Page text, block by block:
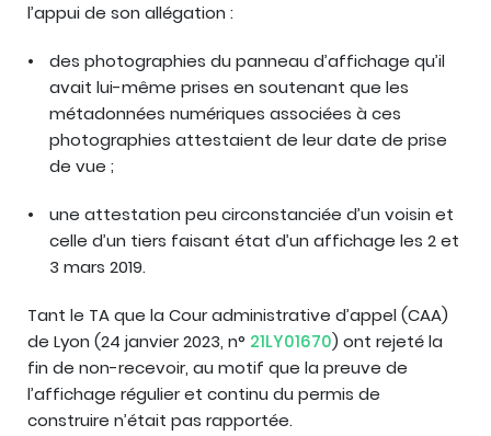
l’appui de son allégation :
des photographies du panneau d’affichage qu’il
avait lui-même prises en soutenant que les
métadonnées numériques associées à ces
photographies attestaient de leur date de prise
de vue ;
une attestation peu circonstanciée d’un voisin et
celle d’un tiers faisant état d’un affichage les 2 et
3 mars 2019.
Tant le TA que la Cour administrative d’appel (CAA)
de Lyon (24 janvier 2023, n° 21LY01670) ont rejeté la
fin de non-recevoir, au motif que la preuve de
l’affichage régulier et continu du permis de
construire n’était pas rapportée.